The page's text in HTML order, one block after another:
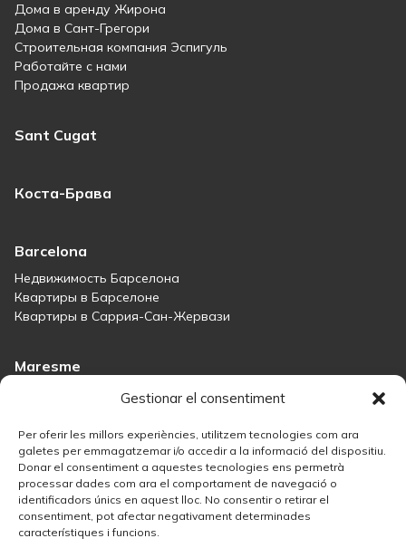
Gestionar el consentiment
Per oferir les millors experiències, utilitzem tecnologies com ara
galetes per emmagatzemar i/o accedir a la informació del dispositiu.
Donar el consentiment a aquestes tecnologies ens permetrà
processar dades com ara el comportament de navegació o
identificadors únics en aquest lloc. No consentir o retirar el
consentiment, pot afectar negativament determinades
característiques i funcions.
Дома в аренду Жирона
Дома в Сант-Грегори
Строительная компания Эспигуль
Работайте с нами
Продажа квартир
Sant Cugat
Коста-Брава
Barcelona
Недвижимость Барселона
Квартиры в Барселоне
Квартиры в Саррия-Сан-Жервази
Maresme
Immobiliària Maresme
Дома на продажу в Тиане
Дома на продажу в Тейе
Дома на продажу в Маресме
Madrid